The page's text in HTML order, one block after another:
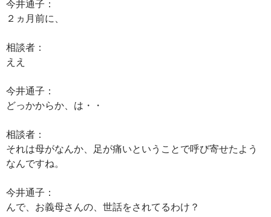
今井通子：
２ヵ月前に、
相談者：
ええ
今井通子：
どっかからか、は・・
相談者：
それは母がなんか、足が痛いということで呼び寄せたよう
なんですね。
今井通子：
んで、お義母さんの、世話をされてるわけ？